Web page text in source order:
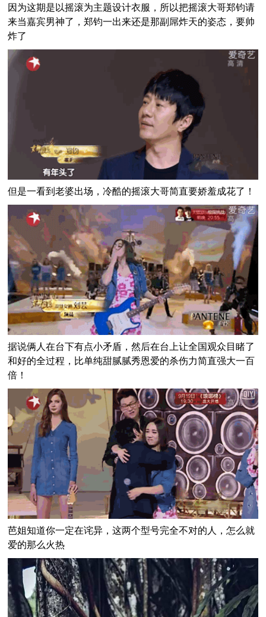
因为这期是以摇滚为主题设计衣服，所以把摇滚大哥郑钧请
来当嘉宾男神了，郑钧一出来还是那副屌炸天的姿态，要帅
炸了
但是一看到老婆出场，冷酷的摇滚大哥简直要娇羞成花了！
据说俩人在台下有点小矛盾，然后在台上让全国观众目睹了
和好的全过程，比单纯甜腻腻秀恩爱的杀伤力简直强大一百
倍！
芭姐知道你一定在诧异，这两个型号完全不对的人，怎么就
爱的那么火热